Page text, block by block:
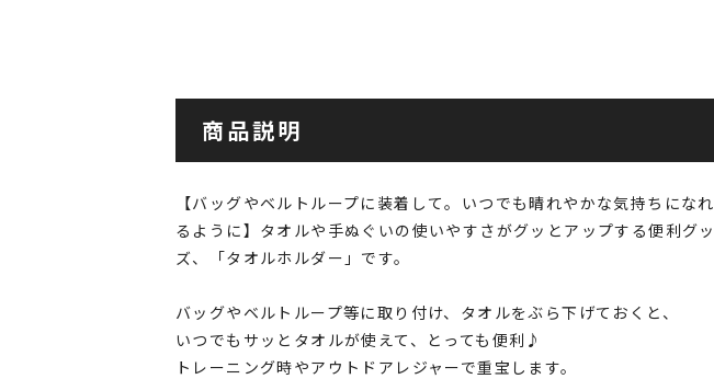
商品説明
【バッグやベルトループに装着して。いつでも晴れやかな気持ちになれ
るように】タオルや手ぬぐいの使いやすさがグッとアップする便利グッ
ズ、「タオルホルダー」です。
バッグやベルトループ等に取り付け、タオルをぶら下げておくと、
いつでもサッとタオルが使えて、とっても便利♪
トレーニング時やアウトドアレジャーで重宝します。